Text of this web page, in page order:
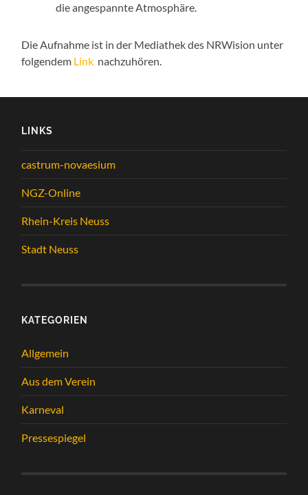
die angespannte Atmosphäre.
Die Aufnahme ist in der Mediathek des NRWision unter
folgendem Link nachzuhören.
LINKS
castrum-novaesium
NGZ-Online
Rhein-Kreis Neuss
Stadt Neuss
KATEGORIEN
Allgemein
Aus dem Verein
Karneval
Pressespiegel